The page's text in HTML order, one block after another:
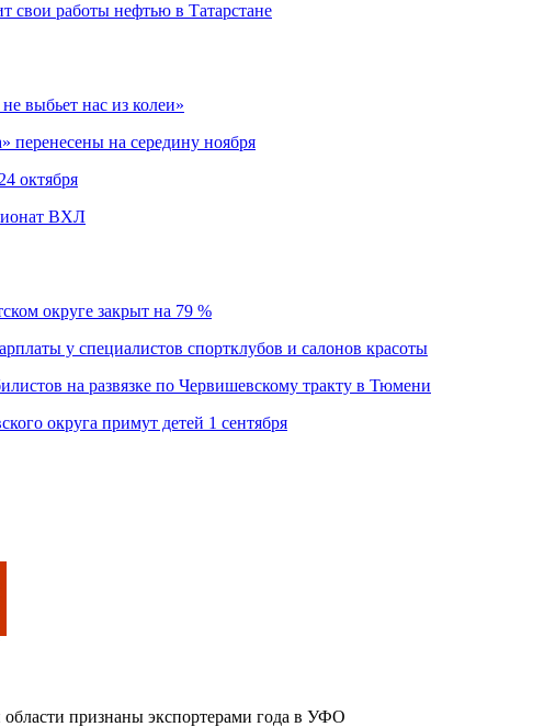
свои работы нефтью в Татарстане
выбьет нас из колеи»
перенесены на середину ноября
октября
ВХЛ
округе закрыт на 79 %
у специалистов спортклубов и салонов красоты
на развязке по Червишевскому тракту в Тюмени
округа примут детей 1 сентября
признаны экспортерами года в УФО